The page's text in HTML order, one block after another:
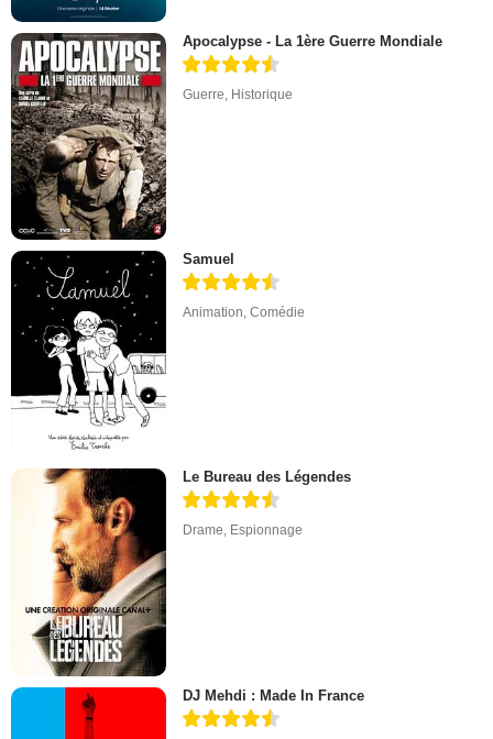
Apocalypse - La 1ère Guerre Mondiale
Guerre Historique
Samuel
Animation,Comédie
Le Bureau des Légendes
Drame, Espionnage
DJ Mehdi : Made In France